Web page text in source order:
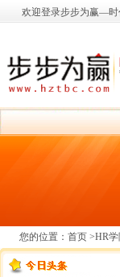
欢迎登录步步为赢—时
您的位置： 首页 >HR